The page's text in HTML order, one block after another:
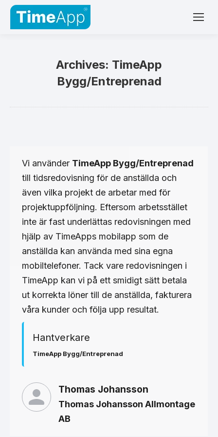
Archives: TimeApp
Bygg/Entreprenad
Vi använder TimeApp Bygg/Entreprenad
till tidsredovisning för de anställda och
även vilka projekt de arbetar med för
projektuppföljning. Eftersom arbetsstället
inte är fast underlättas redovisningen med
hjälp av TimeApps mobilapp som de
anställda kan använda med sina egna
mobiltelefoner. Tack vare redovisningen i
TimeApp kan vi på ett smidigt sätt betala
ut korrekta löner till de anställda, fakturera
våra kunder och följa upp resultat.
Hantverkare
TimeApp Bygg/Entreprenad
Thomas Johansson
Thomas Johansson Allmontage
AB